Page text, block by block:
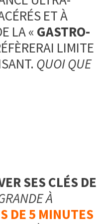
ET À
LA « GASTRO-
LIMITE
QUOI QUE
SES CLÉS DE
À
DE 5 MINUTES